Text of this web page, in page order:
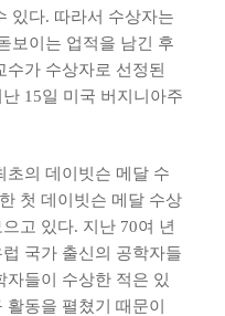
있다. 따라서 수상자는
보이는 업적을 남긴 후
가 수상자로 선정된
15일 미국 버지니아주
초의 데이빗슨 메달 수
첫 데이빗슨 메달 수상
고 있다. 지난 70여 년
국가 출신의 공학자들
자들이 수상한 적은 있
동을 펼쳤기 때문이